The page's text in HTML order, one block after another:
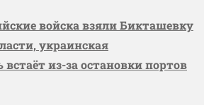
войска взяли Бикташевку
украинская
из-за остановки портов